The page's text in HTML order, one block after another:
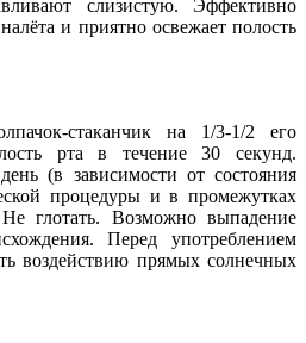
слизистую. Эффективно
и приятно освежает полость
стаканчик на 1/3-1/2 его
рта в течение 30 секунд.
(в зависимости от состояния
процедуры и в промежутках
глотать. Возможно выпадение
Перед употреблением
воздействию прямых солнечных